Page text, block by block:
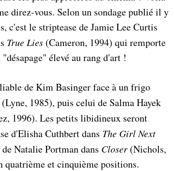
direz-vous. Selon un sondage publié il y
c'est le striptease de Jamie Lee Curtis
True Lies (Cameron, 1994) qui remporte
élevé au rang d'art !
de Kim Basinger face à un frigo
(Lyne, 1985), puis celui de Salma Hayek
1996). Les petits libidineux seront
d'Elisha Cuthbert dans The Girl Next
Natalie Portman dans Closer (Nichols,
quatrième et cinquième positions.